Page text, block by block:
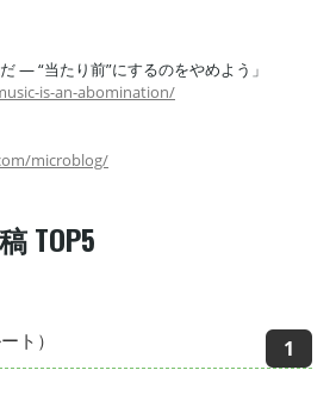
— “当たり前”にするのをやめよう」
is-an-abomination/
microblog/
TOP5
ト）